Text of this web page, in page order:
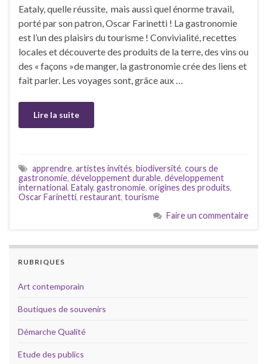
Eataly, quelle réussite, mais aussi quel énorme travail,
porté par son patron, Oscar Farinetti ! La gastronomie
est l’un des plaisirs du tourisme ! Convivialité, recettes
locales et découverte des produits de la terre, des vins ou
des « façons »de manger, la gastronomie crée des liens et
fait parler. Les voyages sont, grâce aux …
Lire la suite
apprendre, artistes invités, biodiversité, cours de
gastronomie, développement durable, développement
international, Eataly, gastronomie, origines des produits,
Oscar Farinetti, restaurant, tourisme
Faire un commentaire
RUBRIQUES
Art contemporain
Boutiques de souvenirs
Démarche Qualité
Etude des publics